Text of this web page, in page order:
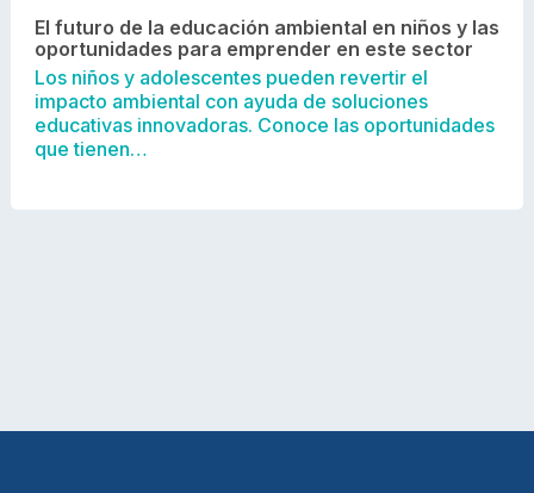
El futuro de la educación ambiental en niños y las
oportunidades para emprender en este sector
Los niños y adolescentes pueden revertir el
impacto ambiental con ayuda de soluciones
educativas innovadoras. Conoce las oportunidades
que tienen…